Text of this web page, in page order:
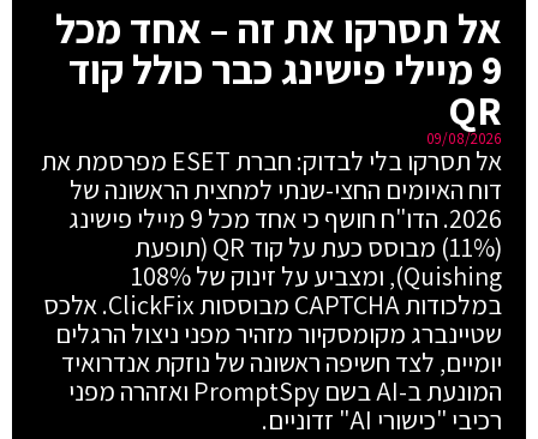
אל תסרקו את זה – אחד מכל
9 מיילי פישינג כבר כולל קוד
QR
09/08/2026
אל תסרקו בלי לבדוק: חברת ESET מפרסמת את
דוח האיומים החצי-שנתי למחצית הראשונה של
2026. הדו"ח חושף כי אחד מכל 9 מיילי פישינג
(11%) מבוסס כעת על קוד QR (תופעת
Quishing), ומצביע על זינוק של 108%
במלכודות CAPTCHA מבוססות ClickFix. אלכס
שטיינברג מקומסקיור מזהיר מפני ניצול הרגלים
יומיים, לצד חשיפה ראשונה של נוזקת אנדרואיד
המונעת ב-AI בשם PromptSpy ואזהרה מפני
רכיבי "כישורי AI" זדוניים.